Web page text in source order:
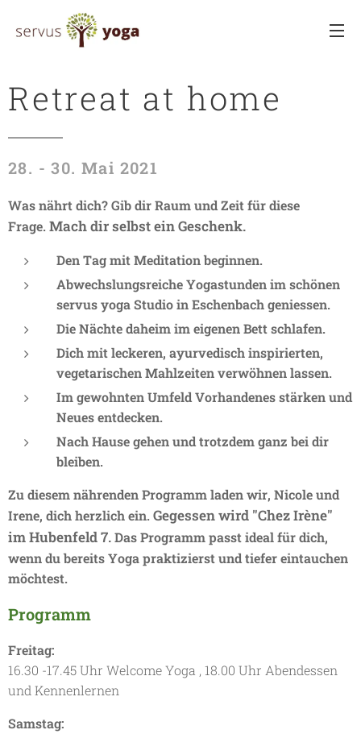
Retreat at home
28. - 30. Mai 2021
Was nährt dich? Gib dir Raum und Zeit für diese
Frage. Mach dir selbst ein Geschenk.
Den Tag mit Meditation beginnen.
Abwechslungsreiche Yogastunden im schönen
servus yoga Studio in Eschenbach geniessen.
Die Nächte daheim im eigenen Bett schlafen.
Dich mit leckeren, ayurvedisch inspirierten,
vegetarischen Mahlzeiten verwöhnen lassen.
Im gewohnten Umfeld Vorhandenes stärken und
Neues entdecken.
Nach Hause gehen und trotzdem ganz bei dir
bleiben.
Zu diesem nährenden Programm laden wir, Nicole und
Irene, dich herzlich ein. Gegessen wird "Chez Irène"
im Hubenfeld 7.Das Programm passt ideal für dich,
wenn du bereits Yoga praktizierst und tiefer eintauchen
möchtest.
Programm
Freitag:
16.30 -17.45 Uhr Welcome Yoga , 18.00 Uhr Abendessen
und Kennenlernen
Samstag: